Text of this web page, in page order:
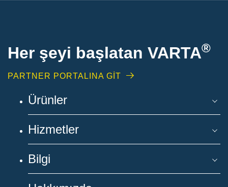
Her şeyi başlatan VARTA®
PARTNER PORTALINA GİT
Ürünler
Hizmetler
Bilgi